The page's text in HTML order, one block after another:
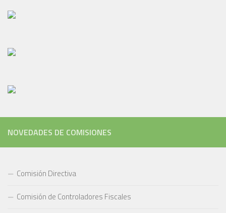
NOVEDADES DE COMISIONES
Comisión Directiva
Comisión de Controladores Fiscales